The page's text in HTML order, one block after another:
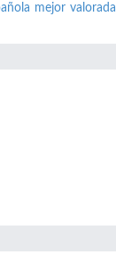
mejor valorada